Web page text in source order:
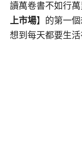
讀萬卷書不如行
上市場】的第一
想到每天都要生活